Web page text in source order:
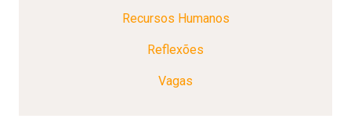
Recursos Humanos
Reflexões
Vagas